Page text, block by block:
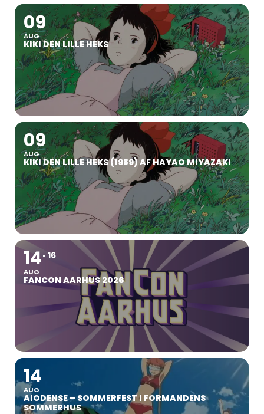
09
AUG
KIKI DEN LILLE HEKS
09
AUG
KIKI DEN LILLE HEKS (1989) AF HAYAO MIYAZAKI
14
AUG
16
FANCON AARHUS 2026
14
AUG
AIODENSE – SOMMERFEST I FORMANDENS
SOMMERHUS